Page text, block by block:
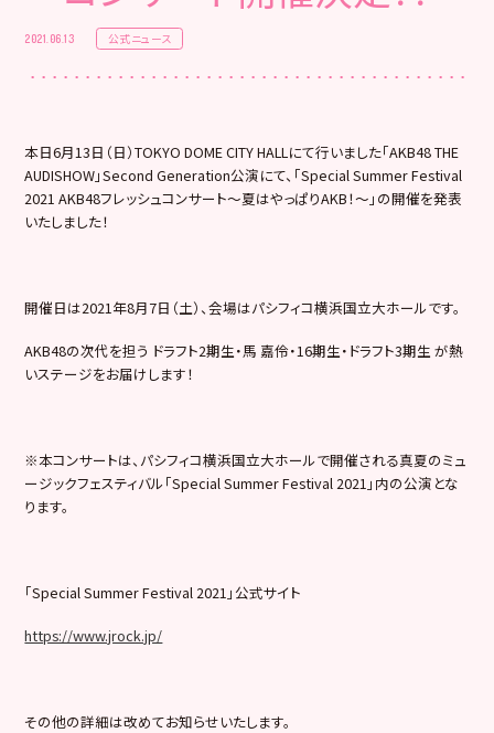
2021.06.13 公式ニュース
本日6月13日（日）TOKYO DOME CITY HALLにて行いました「AKB48 THE
AUDISHOW」Second Generation公演にて、「Special Summer Festival
2021 AKB48フレッシュコンサート〜夏はやっぱりAKB！〜」の開催を発表
いたしました！
開催日は2021年8月7日（土）、会場はパシフィコ横浜国立大ホールです。
AKB48の次代を担う ドラフト2期生・馬 嘉伶・16期生・ドラフト3期生 が熱
いステージをお届けします！
※本コンサートは、パシフィコ横浜国立大ホールで開催される真夏のミュ
ージックフェスティバル「Special Summer Festival 2021」内の公演とな
ります。
「Special Summer Festival 2021」公式サイト
https://www.jrock.jp/
その他の詳細は改めてお知らせいたします。